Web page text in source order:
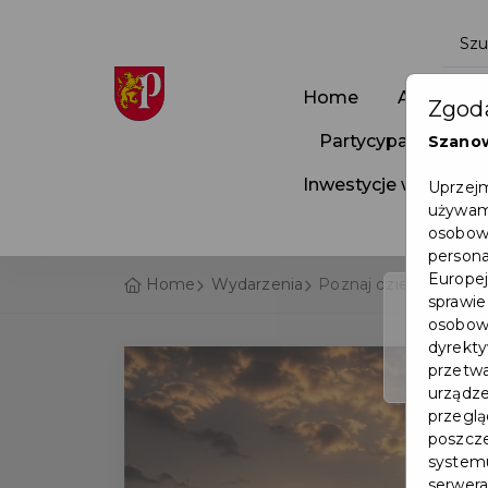
Home
Partycypacja
Inwestycje w
Home Wydarzenia Poznaj dzieje Ziemi